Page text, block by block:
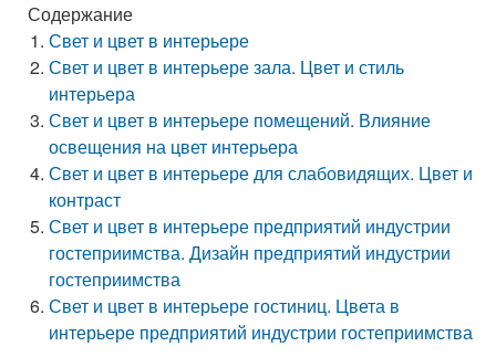
Содержание
Свет и цвет в интерьере
Свет и цвет в интерьере зала. Цвет и стиль
интерьера
Свет и цвет в интерьере помещений. Влияние
освещения на цвет интерьера
Свет и цвет в интерьере для слабовидящих. Цвет и
контраст
Свет и цвет в интерьере предприятий индустрии
гостеприимства. Дизайн предприятий индустрии
гостеприимства
Свет и цвет в интерьере гостиниц. Цвета в
интерьере предприятий индустрии гостеприимства